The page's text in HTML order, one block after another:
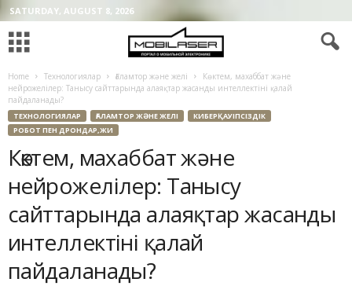
SATURDAY, AUGUST 8, 2026
Home Технологиялар Ғаламтор және желі
Көктем, махаббат және
нейрожелілер: Танысу сайттарында алаяқтар жасанды интеллектіні қалай
пайдаланады?
ТЕХНОЛОГИЯЛАР ҒАЛАМТОР ЖӘНЕ ЖЕЛІ
КИБЕРҚАУІПСІЗДІК
РОБОТ ПЕН ДРОНДАР,ЖИ
Көктем, махаббат және
нейрожелілер: Танысу
сайттарында алаяқтар жасанды
интеллектіні қалай
пайдаланады?